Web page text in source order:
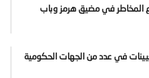
المخاطر في مضيق هرمز وباب
في عدد من الجهات الحكومية